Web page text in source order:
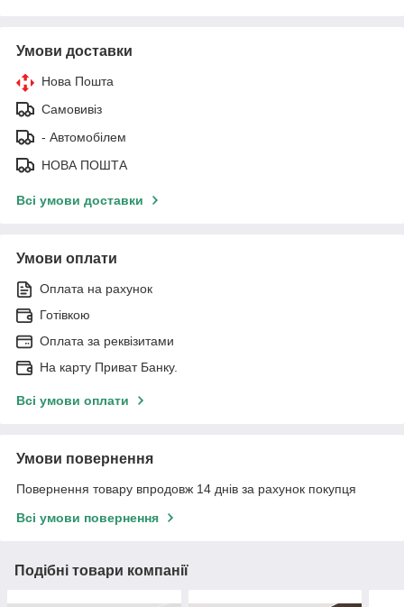
Умови доставки
Нова Пошта
Самовивіз
- Автомобілем
НОВА ПОШТА
Всі умови доставки
Умови оплати
Оплата на рахунок
Готівкою
Оплата за реквізитами
На карту Приват Банку.
Всі умови оплати
Умови повернення
Повернення товару впродовж 14 днів за рахунок покупця
Всі умови повернення
Подібні товари компанії